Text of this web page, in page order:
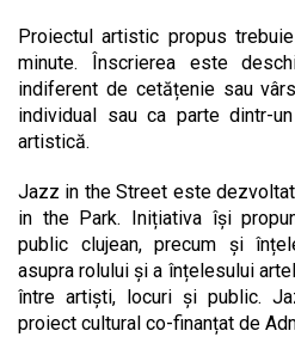
Proiectul artistic propus
minute. Înscrierea este
indiferent de cetățenie sau
individual sau ca parte dintr-
artistică.
Jazz in the Street este
in the Park. Inițiativa își
public clujean, precum și
asupra rolului și a înțelesului
între artiști, locuri și public.
proiect cultural co-finanțat de